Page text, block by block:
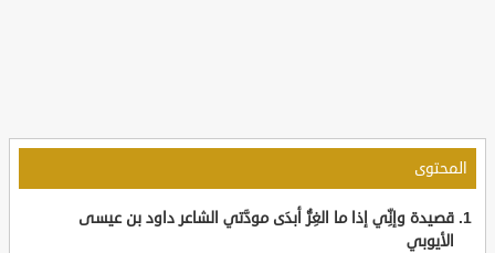
المحتوى
قصيدة وإنِّي إذا ما الغِرُّ أبدَى مودَّتي الشاعر داود بن عيسى
الأيوبي